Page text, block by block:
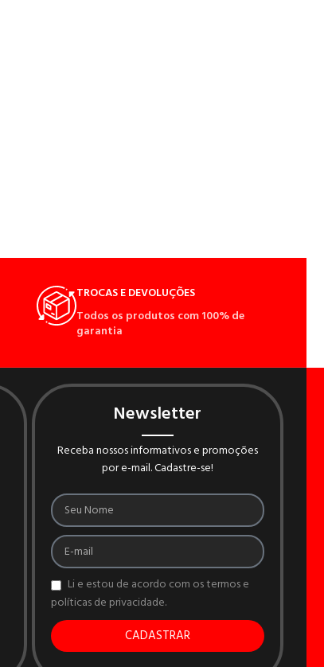
TROCAS E DEVOLUÇÕES
Todos os produtos com 100% de
garantia
Newsletter
Receba nossos informativos e promoções
por e-mail. Cadastre-se!
Li e estou de acordo com os termos e
políticas de privacidade.
CADASTRAR